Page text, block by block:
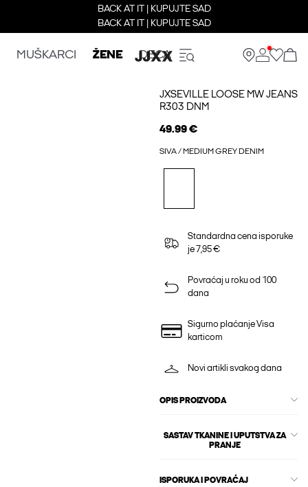
BACK AT IT | KUPUJTE SAD
BACK AT IT | KUPUJTE SAD
MUŠKARCI ŽENE DECA
JXSEVILLE LOOSE MW JEANS
R303 DNM
49.99 €
SIVA / MEDIUM GREY DENIM
Standardna cena isporuke
je 7,95 €
Povraćaj u roku od 100
dana
Sigurno plaćanje Visa
karticom
Novi artikli svakog dana
OPIS PROIZVODA
SASTAV TKANINE I UPUTSTVA ZA
PRANJE
ISPORUKA I POVRAĆAJ